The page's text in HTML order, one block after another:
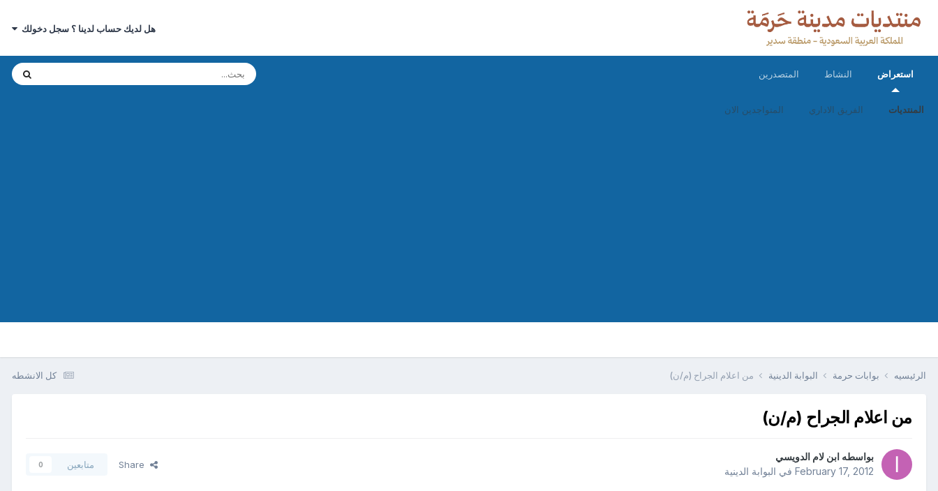
هل لديك حساب لدينا ؟ سجل دخولك
استعراض
المنتديات الفريق الاداري المتواجدين الان
النشاط المتصدرين
كل الانشطه الرئيسيه بوابات حرمة البوابة الدينية من اعلام الجراح (م/ن)
من اعلام الجراح (م/ن)
بواسطه ابن لام الدويسي
February 17, 2012 في البوابة الدينية
متابعين 0